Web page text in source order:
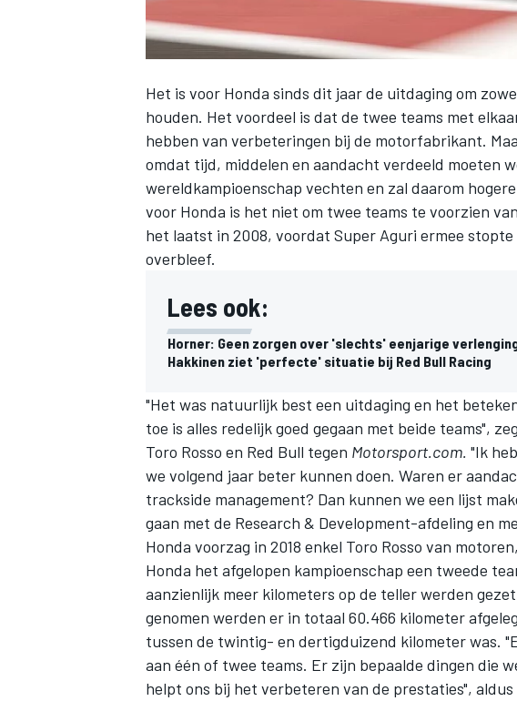
WEC DTM
Het is voor Honda sinds dit jaar de uitdaging om
houden. Het voordeel is dat de twee teams met
hebben van verbeteringen bij de motorfabrikant.
omdat tijd, middelen en aandacht verdeeld moeten
wereldkampioenschap vechten en zal daarom
voor Honda is het niet om twee teams te voorzien
het laatst in 2008, voordat Super Aguri ermee
overbleef.
Lees ook:
Horner: Geen zorgen over 'slechts' eenjarige
Hakkinen ziet 'perfecte' situatie bij Red Bull Racing
"Het was natuurlijk best een uitdaging en het
toe is alles redelijk goed gegaan met beide teams",
Toro Rosso en Red Bull tegen Motorsport.com. "Ik
we volgend jaar beter kunnen doen. Waren er
trackside management? Dan kunnen we een lijst
gaan met de Research & Development-afdeling en
Honda voorzag in 2018 enkel Toro Rosso van
Honda het afgelopen kampioenschap een tweede
aanzienlijk meer kilometers op de teller werden
genomen werden er in totaal 60.466 kilometer
tussen de twintig- en dertigduizend kilometer was.
aan één of twee teams. Er zijn bepaalde dingen die
helpt ons bij het verbeteren van de prestaties",